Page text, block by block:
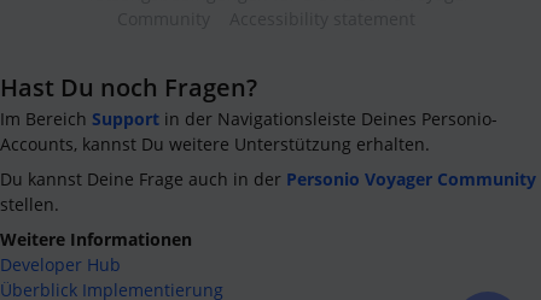
Hast Du noch Fragen?
Im Bereich Support in der Navigationsleiste Deines Personio-
Accounts, kannst Du weitere Unterstützung erhalten.
Du kannst Deine Frage auch in der Personio Voyager Community
stellen.
Weitere Informationen
Developer Hub
Überblick Implementierung